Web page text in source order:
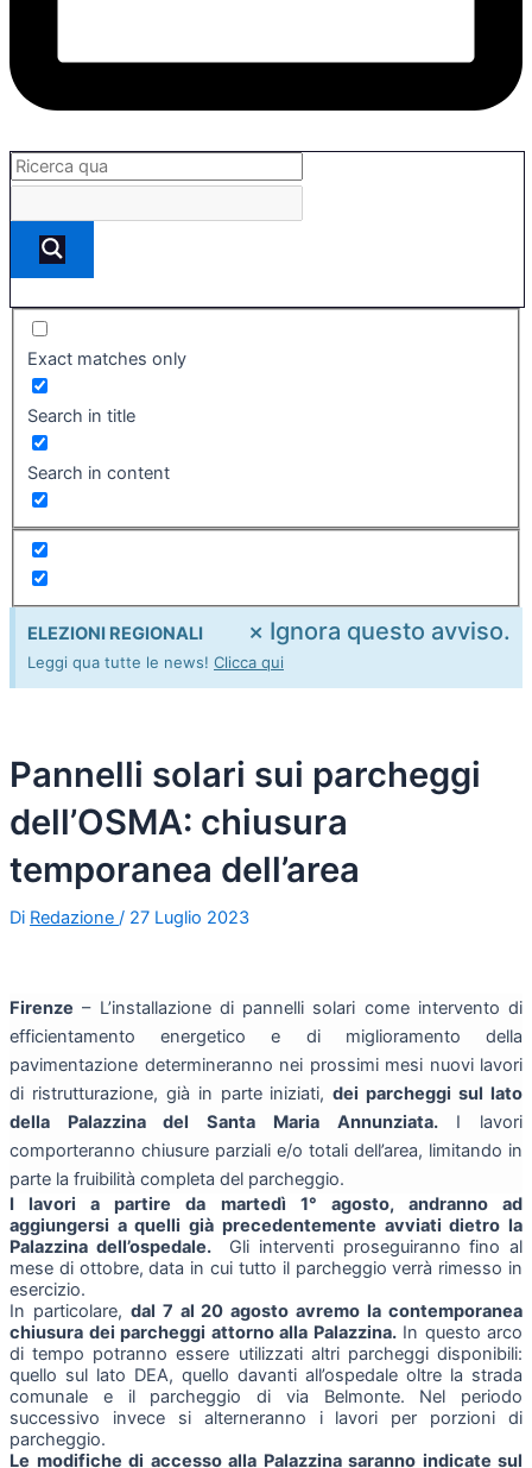
Exact matches only
Search in title
Search in content
ELEZIONI REGIONALI
Leggi qua tutte le news! Clicca qui
× Ignora questo avviso.
Pannelli solari sui parcheggi
dell’OSMA: chiusura
temporanea dell’area
Di Redazione / 27 Luglio 2023
Firenze – L’installazione di pannelli solari come intervento di
efficientamento energetico e di miglioramento della
pavimentazione determineranno nei prossimi mesi nuovi lavori
di ristrutturazione, già in parte iniziati,dei parcheggi sul lato
della Palazzina del Santa Maria Annunziata.I lavori
comporteranno chiusure parziali e/o totali dell’area, limitando in
parte la fruibilità completa del parcheggio.
I lavori a partire da martedì 1° agosto, andranno ad
aggiungersi a quelli già precedentemente avviati dietro la
Palazzina dell’ospedale.Gli interventi proseguiranno fino al
mese di ottobre, data in cui tutto il parcheggio verrà rimesso in
esercizio.
In particolare, dal 7 al 20 agosto avremo la contemporanea
chiusura dei parcheggi attorno alla Palazzina.In questo arco
di tempo potranno essere utilizzati altri parcheggi disponibili:
quello sul lato DEA, quello davanti all’ospedale oltre la strada
comunale e il parcheggio di via Belmonte. Nel periodo
successivo invece si alterneranno i lavori per porzioni di
parcheggio.
Le modifiche di accesso alla Palazzina saranno indicate sul